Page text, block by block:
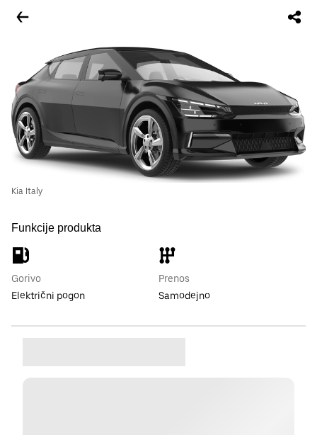
Kia Italy
Funkcije produkta
Gorivo
Električni pogon
Prenos
Samodejno